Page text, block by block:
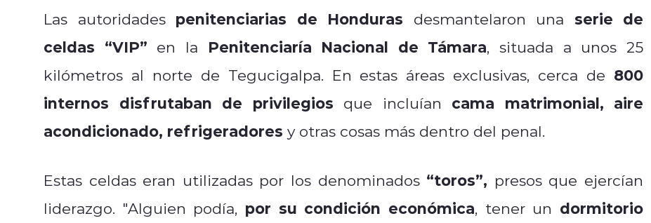
Las autoridades penitenciarias de Honduras desmantelaron una serie de
celdas “VIP” en la Penitenciaría Nacional de Támara, situada a unos 25
kilómetros al norte de Tegucigalpa. En estas áreas exclusivas, cerca de 800
internos disfrutaban de privilegios que incluían cama matrimonial, aire
acondicionado, refrigeradores y otras cosas más dentro del penal.
Estas celdas eran utilizadas por los denominados “toros”, presos que ejercían
liderazgo. "Alguien podía, por su condición económica, tener un dormitorio